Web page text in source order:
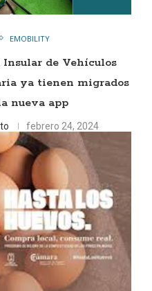
EMOBILITY
Insular de Vehículos
ya tienen migrados
nueva app
febrero 24, 2024